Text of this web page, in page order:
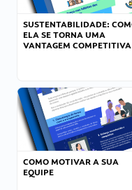
SUSTENTABILIDADE:
ELA SE TORNA UMA
VANTAGEM COMPETITIVA
COMO MOTIVAR A SUA
EQUIPE